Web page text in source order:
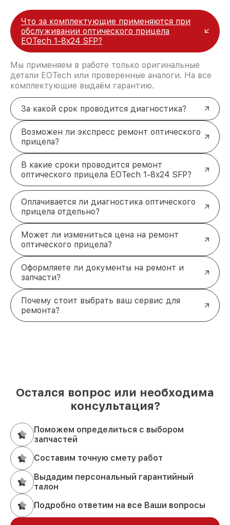
Что за комплектующие применяются при
обслуживании оптического прицела
EOTech 1-8x24 SFP?
Мы применяем в работе только оригинальные
детали EOTech или проверенные аналоги. На все
комплектующие выдаём гарантию.
За какой срок проводится диагностика?
Возможен ли экспресс ремонт оптического
прицела?
В какие сроки проводится ремонт
оптического прицела EOTech 1-8x24 SFP?
Оплачивается ли диагностика оптического
прицела отдельно?
Может ли измениться цена на ремонт
оптического прицела?
Оформляете ли документы на ремонт и
запчасти?
Почему стоит выбрать ваш сервис для
ремонта?
Остался вопрос или необходима
консультация?
Поможем определиться с выбором
запчастей
Составим точную смету работ
Выдадим персональный гарантийный
талон
Подробно ответим на все Ваши вопросы